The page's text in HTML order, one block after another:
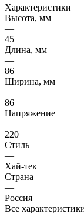
Характеристики
Высота, мм
—
45
Длина, мм
—
86
Ширина, мм
—
86
Напряжение
—
220
Стиль
—
Хай-тек
Страна
—
Россия
Все